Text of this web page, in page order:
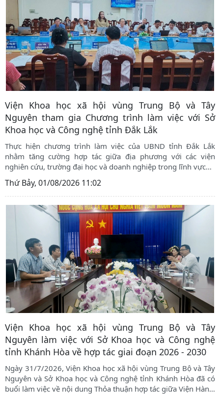
Viện Khoa học xã hội vùng Trung Bộ và Tây
Nguyên tham gia Chương trình làm việc với Sở
Khoa học và Công nghệ tỉnh Đắk Lắk
Thực hiện chương trình làm việc của UBND tỉnh Đắk Lắk
nhằm tăng cường hợp tác giữa địa phương với các viện
nghiên cứu, trường đại học và doanh nghiệp trong lĩnh vực…
Thứ Bảy, 01/08/2026 11:02
Viện Khoa học xã hội vùng Trung Bộ và Tây
Nguyên làm việc với Sở Khoa học và Công nghệ
tỉnh Khánh Hòa về hợp tác giai đoạn 2026 - 2030
Ngày 31/7/2026, Viện Khoa học xã hội vùng Trung Bộ và Tây
Nguyên và Sở Khoa học và Công nghệ tỉnh Khánh Hòa đã có
buổi làm việc về nội dung Thỏa thuận hợp tác giữa Viện Hàn…